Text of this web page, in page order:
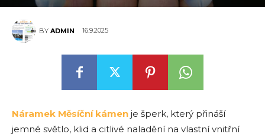
BY ADMIN 16.9.2025
Náramek Měsíční kámen je šperk, který přináší
jemné světlo, klid a citlivé naladění na vlastní vnitřní